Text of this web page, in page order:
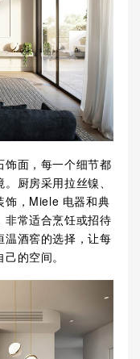
饰面，每一个细节都
厨房采用拉丝镍、
饰，Miele 电器和典
非常适合烹饪或招待
温酒窖的选择，让每
的空间。